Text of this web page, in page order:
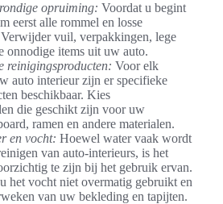
opruiming: Voordat u begint
eerst alle rommel en losse
vuil, verpakkingen, lege
onnodige items uit uw auto.
reinigingsproducten: Voor elk
auto interieur zijn er specifieke
beschikbaar. Kies
die geschikt zijn voor uw
ramen en andere materialen.
en vocht: Hoewel water vaak wordt
van auto-interieurs, is het
te zijn bij het gebruik ervan.
het vocht niet overmatig gebruikt en
van uw bekleding en tapijten.